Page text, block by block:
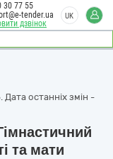
дзвінок
30 77 55
tender.ua
UK
останніх змін -
та мати